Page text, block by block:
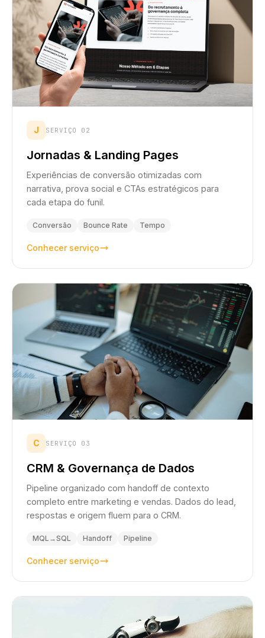
J SERVIÇO 02
Jornadas & Landing Pages
Experiências de conversão otimizadas com
narrativa, prova social e CTAs estratégicos para
cada etapa do funil.
Conversão Bounce Rate Tempo
Conhecer serviço
C SERVIÇO 03
CRM & Governança de Dados
Pipeline organizado com handoff de contexto
completo entre marketing e vendas. Dados do lead,
respostas e origem fluem para o CRM.
MQL→SQL Handoff Pipeline
Conhecer serviço